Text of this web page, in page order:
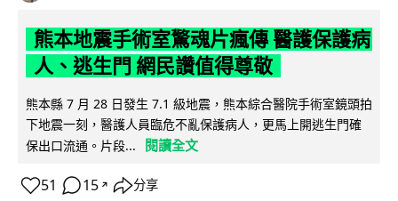
熊本地震手術室驚魂片瘋傳 醫護保護病
人、逃生門 網民讚值得尊敬
熊本縣 7 月 28 日發生 7.1 級地震，熊本綜合醫院手術室鏡頭拍
下地震一刻，醫護人員臨危不亂保護病人，更馬上開逃生門確
保出口流通。片段...
閱讀全文
51 15 ↗ 分享